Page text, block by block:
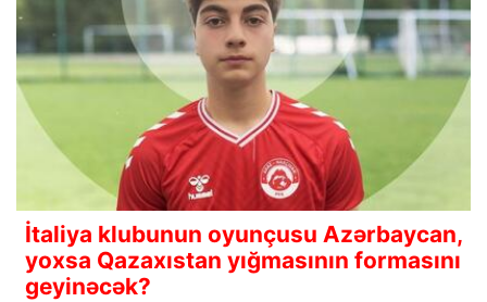
İtaliya klubunun oyunçusu Azərbaycan,
yoxsa Qazaxıstan yığmasının formasını
geyinəcək?